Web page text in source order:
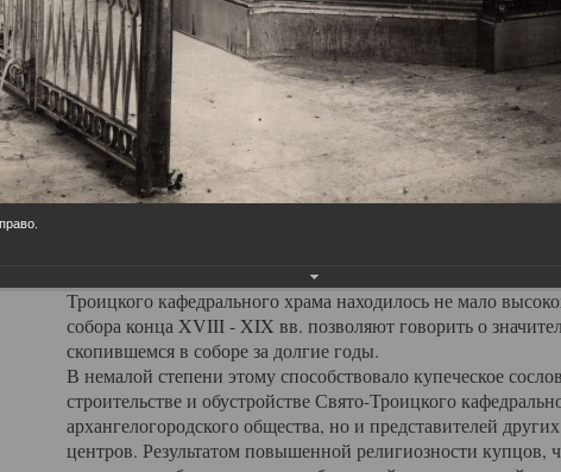
Один из самых больших и светлых соборов России
портового города с отраженными в ней архитектурными
архангелогородской школы церковного зодчества.
Масштабность, благолепие и богатство собора, вполне
заслуженно выделяя из многочисленных культовых
иконостас украшенный колоннами ионического стиля, с
царскими вратами, изящным фронтоном и множеством
собой поистине художественную ценность. В
шитьем, многочисленными предметами церковной утвари
неповторимый красочный ансамбль декоративного
поражающий воображение своих посетителей. В соборной
Троицкого кафедрального храма находилось не мало
собора конца XVIII - XIX вв. позволяют говорить о
скопившемся в соборе за долгие годы.
В немалой степени этому способствовало купеческое
строительстве и обустройстве Свято-Троицкого
архангелогородского общества, но и представителей
центров. Результатом повышенной религиозности купцов,